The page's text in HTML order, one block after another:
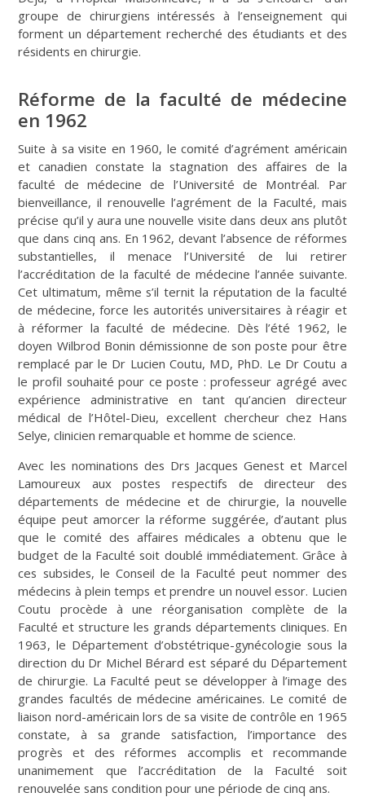
groupe de chirurgiens intéressés à l’enseignement qui
forment un département recherché des étudiants et des
résidents en chirurgie.
Réforme de la faculté de médecine
en 1962
Suite à sa visite en 1960, le comité d’agrément américain
et canadien constate la stagnation des affaires de la
faculté de médecine de l’Université de Montréal. Par
bienveillance, il renouvelle l’agrément de la Faculté, mais
précise qu’il y aura une nouvelle visite dans deux ans plutôt
que dans cinq ans. En 1962, devant l’absence de réformes
substantielles, il menace l’Université de lui retirer
l’accréditation de la faculté de médecine l’année suivante.
Cet ultimatum, même s’il ternit la réputation de la faculté
de médecine, force les autorités universitaires à réagir et
à réformer la faculté de médecine. Dès l’été 1962, le
doyen Wilbrod Bonin démissionne de son poste pour être
remplacé par le Dr Lucien Coutu, MD, PhD. Le Dr Coutu a
le profil souhaité pour ce poste : professeur agrégé avec
expérience administrative en tant qu’ancien directeur
médical de l’Hôtel-Dieu, excellent chercheur chez Hans
Selye, clinicien remarquable et homme de science.
Avec les nominations des Drs Jacques Genest et Marcel
Lamoureux aux postes respectifs de directeur des
départements de médecine et de chirurgie, la nouvelle
équipe peut amorcer la réforme suggérée, d’autant plus
que le comité des affaires médicales a obtenu que le
budget de la Faculté soit doublé immédiatement. Grâce à
ces subsides, le Conseil de la Faculté peut nommer des
médecins à plein temps et prendre un nouvel essor. Lucien
Coutu procède à une réorganisation complète de la
Faculté et structure les grands départements cliniques. En
1963, le Département d’obstétrique-gynécologie sous la
direction du Dr Michel Bérard est séparé du Département
de chirurgie. La Faculté peut se développer à l’image des
grandes facultés de médecine américaines. Le comité de
liaison nord-américain lors de sa visite de contrôle en 1965
constate, à sa grande satisfaction, l’importance des
progrès et des réformes accomplis et recommande
unanimement que l’accréditation de la Faculté soit
renouvelée sans condition pour une période de cinq ans.